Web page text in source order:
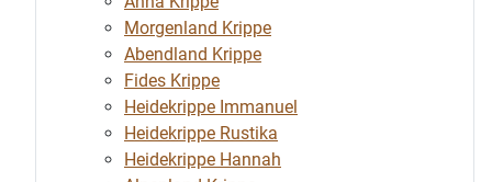
Morgenland Krippe
Abendland Krippe
Fides Krippe
Heidekrippe Immanuel
Heidekrippe Rustika
Heidekrippe Hannah